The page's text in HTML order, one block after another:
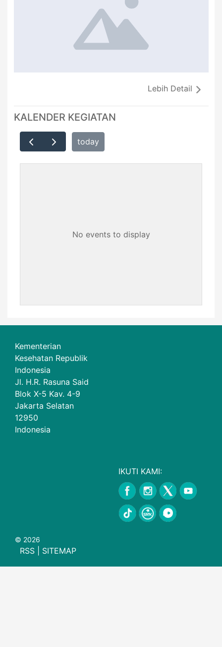
Lebih Detail
KALENDER KEGIATAN
today
No events to display
Kementerian
Kesehatan Republik
Indonesia
Jl. H.R. Rasuna Said
Blok X-5 Kav. 4-9
Jakarta Selatan
12950
Indonesia
IKUTI KAMI:
© 2026
RSS SITEMAP